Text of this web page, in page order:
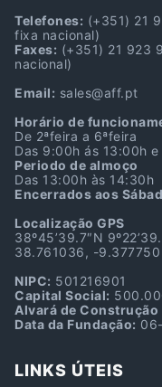
Telefones: (+351) 21
fixa nacional)
Faxes: (+351) 21 923
nacional)
Email: sales@aff.pt
Horário de
De 2ªfeira a 6ªfeira
Das 9:00h ás 13:00h
Periodo de almoço
Das 13:00h às 14:30h
Encerrados aos
Localização GPS
38º45’39.7″N
38.761036, -9.377750
NIPC: 501216901
Capital Social:
Alvará de Construção
Data da Fundação:
LINKS ÚTEIS